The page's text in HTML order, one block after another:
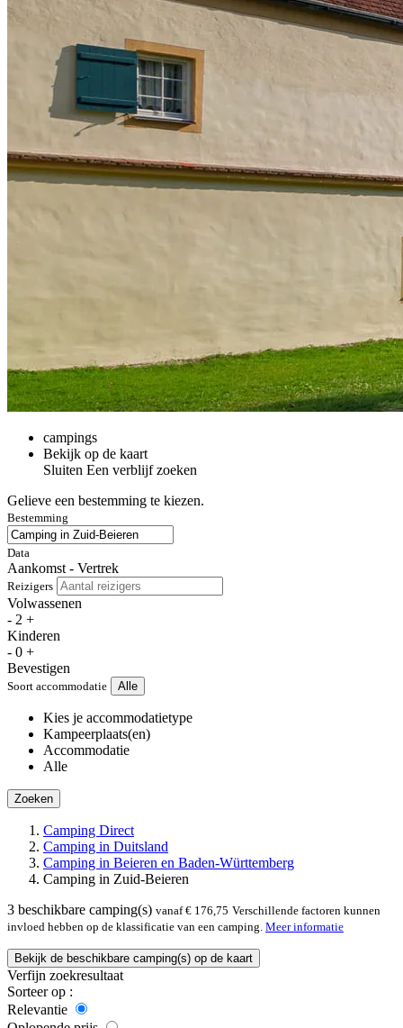
campings
Bekijk op de kaart
Sluiten Een verblijf zoeken
Gelieve een bestemming te kiezen.
Bestemming
Data
Aankomst - Vertrek
Reizigers
Volwassenen
- 2 +
Kinderen
- 0 +
Bevestigen
Soort accommodatie Alle
Kies je accommodatietype
Kampeerplaats(en)
Accommodatie
Alle
Zoeken
Camping Direct
Camping in Duitsland
Camping in Beieren en Baden-Württemberg
Camping in Zuid-Beieren
3 beschikbare camping(s) vanaf € 176,75 Verschillende factoren kunnen
invloed hebben op de klassificatie van een camping. Meer informatie
Bekijk de beschikbare camping(s) op de kaart
Verfijn zoekresultaat
Sorteer op :
Relevantie